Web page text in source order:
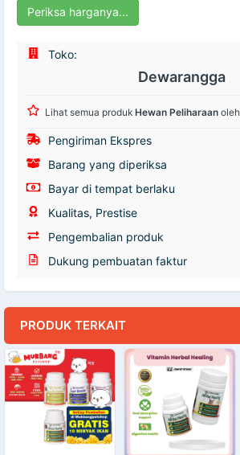
Periksa harganya...
Toko:
Dewarangga
Lihat semua produk Hewan Peliharaan oleh
Pengiriman Ekspres
Barang yang diperiksa
Bayar di tempat berlaku
Kualitas, Prestise
Pengembalian produk
Dukung pembuatan faktur
PRODUK TERKAIT